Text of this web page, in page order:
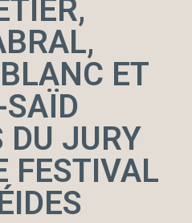
ET
DU JURY
FESTIVAL